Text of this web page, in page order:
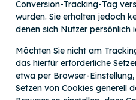
Conversion-Tracking-Tag
wurden. Sie erhalten jedoch
denen sich Nutzer persönlich
Möchten Sie nicht am
das hierfür erforderliche
etwa per Browser-
Setzen von Cookies generell